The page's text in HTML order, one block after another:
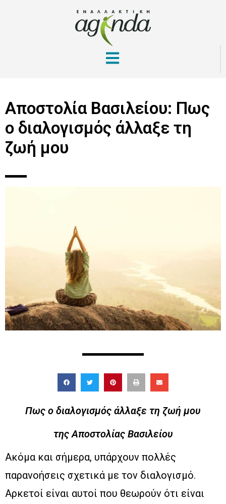
Αποστολία Βασιλείου: Πως
ο διαλογισμός άλλαξε τη
ζωή μου
Πως ο διαλογισμός άλλαξε τη ζωή μου
της Αποστολίας Βασιλείου
Ακόμα και σήμερα, υπάρχουν πολλές
παρανοήσεις σχετικά με τον διαλογισμό.
Αρκετοί είναι αυτοί που θεωρούν ότι είναι